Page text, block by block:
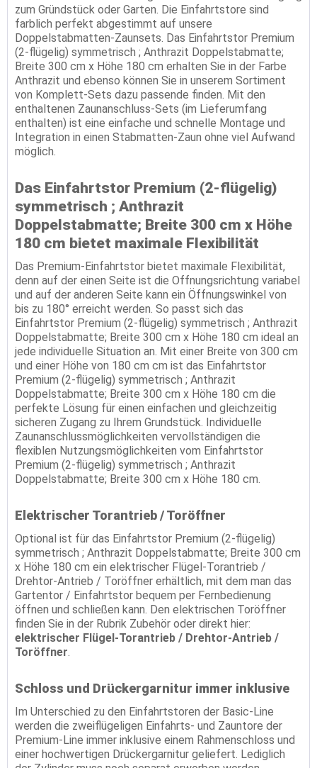
zum Gründstück oder Garten. Die Einfahrtstore sind
farblich perfekt abgestimmt auf unsere
Doppelstabmatten-Zaunsets. Das Einfahrtstor Premium
(2-flügelig) symmetrisch ; Anthrazit Doppelstabmatte;
Breite 300 cm x Höhe 180 cm erhalten Sie in der Farbe
Anthrazit und ebenso können Sie in unserem Sortiment
von Komplett-Sets dazu passende finden. Mit den
enthaltenen Zaunanschluss-Sets (im Lieferumfang
enthalten) ist eine einfache und schnelle Montage und
Integration in einen Stabmatten-Zaun ohne viel Aufwand
möglich.
Das Einfahrtstor Premium (2-flügelig)
symmetrisch ; Anthrazit
Doppelstabmatte; Breite 300 cm x Höhe
180 cm bietet maximale Flexibilität
Das Premium-Einfahrtstor bietet maximale Flexibilität,
denn auf der einen Seite ist die Offnungsrichtung variabel
und auf der anderen Seite kann ein Öffnungswinkel von
bis zu 180° erreicht werden. So passt sich das
Einfahrtstor Premium (2-flügelig) symmetrisch ; Anthrazit
Doppelstabmatte; Breite 300 cm x Höhe 180 cm ideal an
jede individuelle Situation an. Mit einer Breite von 300 cm
und einer Höhe von 180 cm cm ist das Einfahrtstor
Premium (2-flügelig) symmetrisch ; Anthrazit
Doppelstabmatte; Breite 300 cm x Höhe 180 cm die
perfekte Lösung für einen einfachen und gleichzeitig
sicheren Zugang zu Ihrem Grundstück. Individuelle
Zaunanschlussmöglichkeiten vervollständigen die
flexiblen Nutzungsmöglichkeiten vom Einfahrtstor
Premium (2-flügelig) symmetrisch ; Anthrazit
Doppelstabmatte; Breite 300 cm x Höhe 180 cm.
Elektrischer Torantrieb / Toröffner
Optional ist für das Einfahrtstor Premium (2-flügelig)
symmetrisch ; Anthrazit Doppelstabmatte; Breite 300 cm
x Höhe 180 cm ein elektrischer Flügel-Torantrieb /
Drehtor-Antrieb / Toröffner erhältlich, mit dem man das
Gartentor / Einfahrtstor bequem per Fernbedienung
öffnen und schließen kann. Den elektrischen Toröffner
finden Sie in der Rubrik Zubehör oder direkt hier:
elektrischer Flügel-Torantrieb / Drehtor-Antrieb /
Toröffner.
Schloss und Drückergarnitur immer inklusive
Im Unterschied zu den Einfahrtstoren der Basic-Line
werden die zweiflügeligen Einfahrts- und Zauntore der
Premium-Line immer inklusive einem Rahmenschloss und
einer hochwertigen Drückergarnitur geliefert. Lediglich